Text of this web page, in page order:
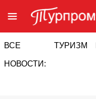
ВСЕ
НОВОСТИ:
ТУРИЗМ